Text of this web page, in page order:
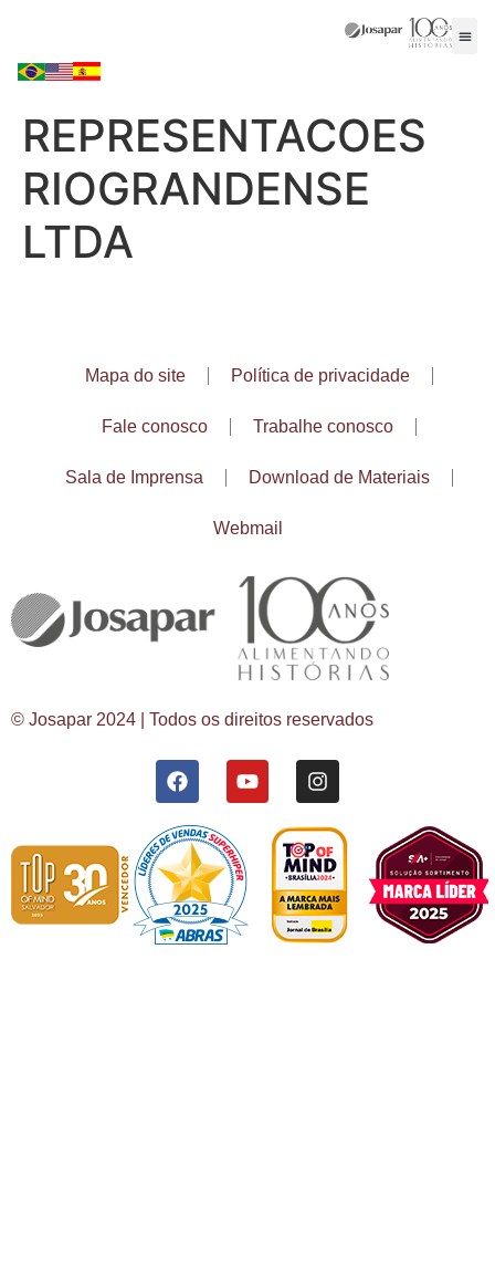
REPRESENTACOES
RIOGRANDENSE
LTDA
Mapa do site Política de privacidade
Fale conosco Trabalhe conosco
Sala de Imprensa Download de Materiais
Webmail
© Josapar 2024 | Todos os direitos reservados